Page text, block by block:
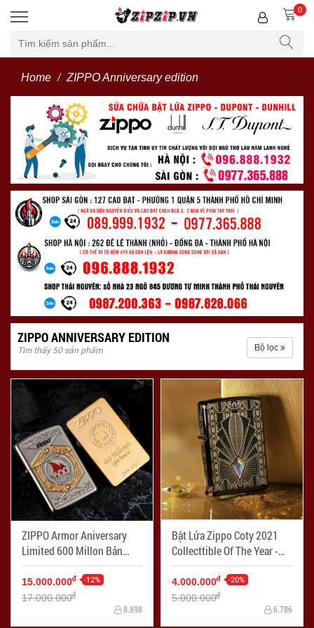
0
Home ZIPPO Anniversary edition
ZIPPO ANNIVERSARY EDITION
Tìm thấy 50 sản phẩm Bộ lọc
ZIPPO Armor Aniversary
Limited 600 Millon Bản
Châu Á - Mã SP: ZPC3271
15.000.000đ -12%
17.000.000đ
8.898
Bật Lửa Zippo Coty 2021
Collecttible Of The Year -
Mã SP: ZPC3290
4.000.000đ -20%
5.000.000đ
6.786